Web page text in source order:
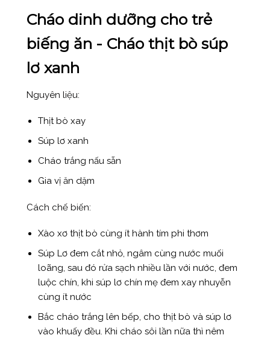
Cháo dinh dưỡng cho trẻ
biếng ăn - Cháo thịt bò súp
lơ xanh
Nguyên liệu:
Thịt bò xay
Súp lơ xanh
Cháo trắng nấu sẵn
Gia vị ăn dặm
Cách chế biến:
Xào xơ thịt bò cùng ít hành tím phi thơm
Súp Lơ đem cắt nhỏ, ngâm cùng nước muối
loãng, sau đó rửa sạch nhiều lần với nước, đem
luộc chín, khi súp lơ chín mẹ đem xay nhuyễn
cùng ít nước
Bắc cháo trắng lên bếp, cho thịt bò và súp lơ
vào khuấy đều. Khi cháo sôi lần nữa thì nêm